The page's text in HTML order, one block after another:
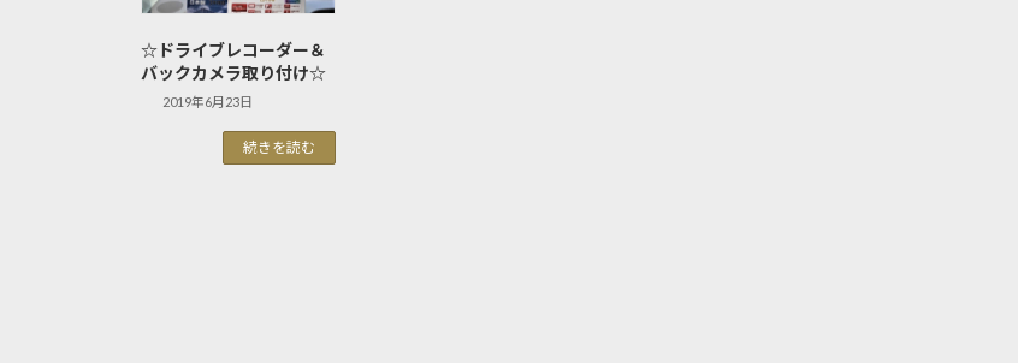
☆ドライブレコーダー＆
バックカメラ取り付け☆
2019年6月23日
続きを読む